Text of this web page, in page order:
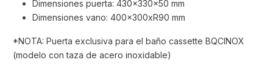
Dimensiones puerta: 430x330x50 mm
Dimensiones vano: 400x300xR90 mm
*NOTA: Puerta exclusiva para el baño cassette BQCINOX
(modelo con taza de acero inoxidable)